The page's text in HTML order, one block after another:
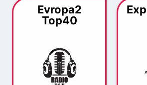
Evropa2
Top40